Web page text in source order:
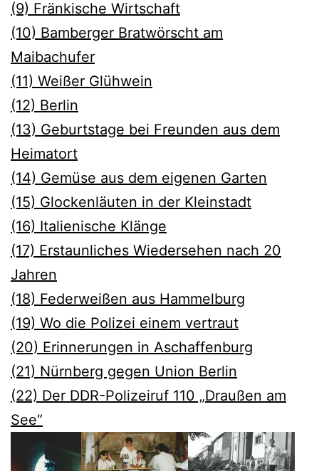
(9) Fränkische Wirtschaft
(10) Bamberger Bratwörscht am
Maibachufer
(11) Weißer Glühwein
(12) Berlin
(13) Geburtstage bei Freunden aus dem
Heimatort
(14) Gemüse aus dem eigenen Garten
(15) Glockenläuten in der Kleinstadt
(16) Italienische Klänge
(17) Erstaunliches Wiedersehen nach 20
Jahren
(18) Federweißen aus Hammelburg
(19) Wo die Polizei einem vertraut
(20) Erinnerungen in Aschaffenburg
(21) Nürnberg gegen Union Berlin
(22) Der DDR-Polizeiruf 110 „Draußen am
See“